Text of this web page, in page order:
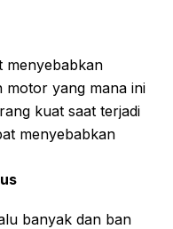
menyebabkan
motor yang mana ini
kuat saat terjadi
menyebabkan
banyak dan ban